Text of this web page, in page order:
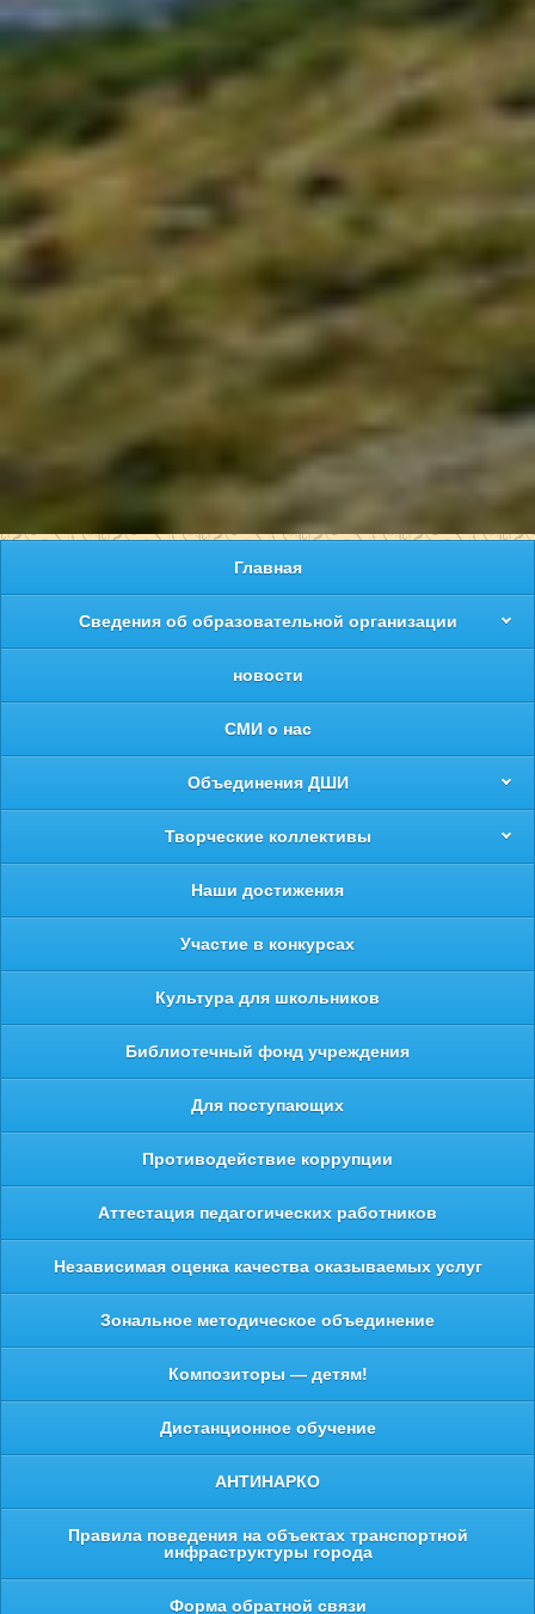
Главная
Сведения об образовательной организации
новости
СМИ о нас
Объединения ДШИ
Творческие коллективы
Наши достижения
Участие в конкурсах
Культура для школьников
Библиотечный фонд учреждения
Для поступающих
Противодействие коррупции
Аттестация педагогических работников
Независимая оценка качества оказываемых услуг
Зональное методическое объединение
Композиторы — детям!
Дистанционное обучение
АНТИНАРКО
Правила поведения на объектах транспортной
инфраструктуры города
Форма обратной связи